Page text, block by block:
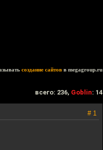
создание сайтов в megagroup.ru
всего: 236, Goblin: 14
# 1